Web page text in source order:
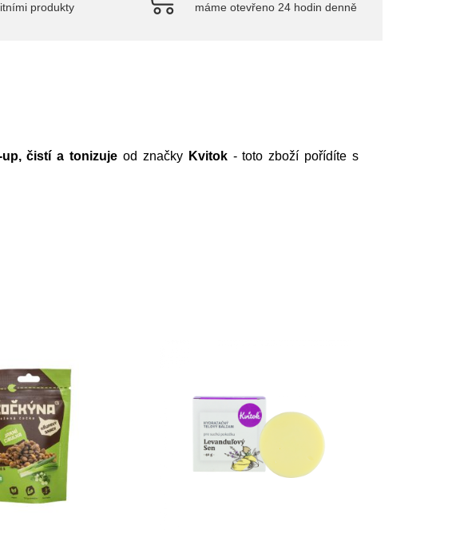
produkty máme otevřeno 24 hodin denně
čistí a tonizuje od značky Kvitok- toto zboží pořídíte s